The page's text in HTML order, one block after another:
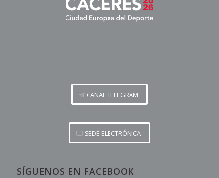
CANAL TELEGRAM
SEDE ELECTRÓNICA
SÍGUENOS EN FACEBOOK